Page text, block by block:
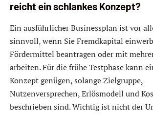
reicht ein schlankes Konzept?
Ein ausführlicher Businessplan ist vor
sinnvoll, wenn Sie Fremdkapital
Fördermittel beantragen oder mit
arbeiten. Für die frühe Testphase kann
Konzept genügen, solange Zielgruppe,
Nutzenversprechen, Erlösmodell und
beschrieben sind. Wichtig ist nicht der